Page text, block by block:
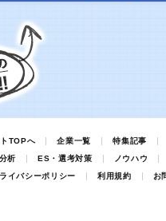
TOPへ 企業一覧 特集記事
析
ES・選考対策 ノウハウ
イバシーポリシー
利用規約 お